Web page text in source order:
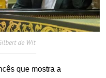
de Wit
que mostra a